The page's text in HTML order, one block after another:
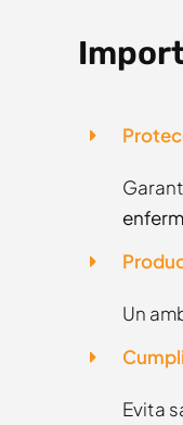
Un
Evita